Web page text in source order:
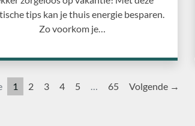
tips kan je thuis energie besparen.
Zo voorkom je…
1 2 3 4 5 … 65 Volgende →